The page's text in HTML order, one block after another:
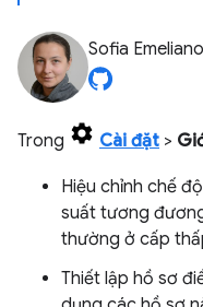
Sofia
Trong Cài đặt >
Hiệu chỉnh chế
suất tương
thường ở cấp
Thiết lập hồ sơ